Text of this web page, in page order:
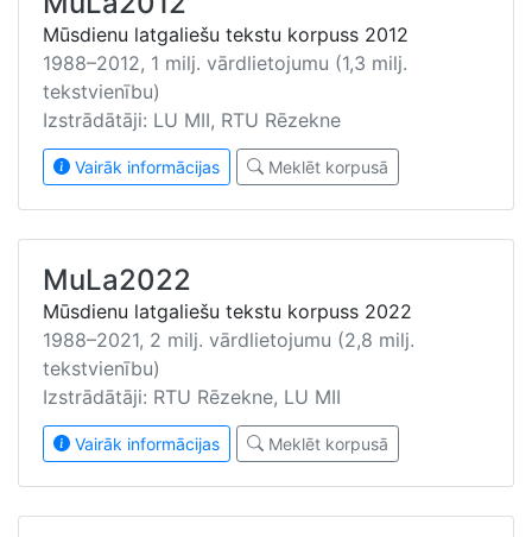
Mūsdienu latgaliešu tekstu korpuss 2012
1988–2012, 1 milj. vārdlietojumu (1,3 milj.
tekstvienību)
Izstrādātāji: LU MII, RTU Rēzekne
Vairāk informācijas Meklēt korpusā
MuLa2022
Mūsdienu latgaliešu tekstu korpuss 2022
1988–2021, 2 milj. vārdlietojumu (2,8 milj.
tekstvienību)
Izstrādātāji: RTU Rēzekne, LU MII
Vairāk informācijas Meklēt korpusā